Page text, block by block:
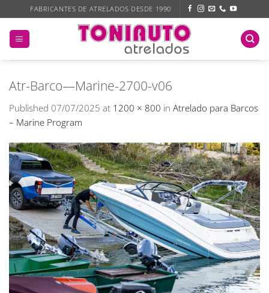
to
content
FABRICANTES DE ATRELADOS DESDE 1990
Atr-Barco—Marine-2700-v06
Published 07/07/2025 at 1200 × 800 in Atrelado para Barcos
– Marine Program